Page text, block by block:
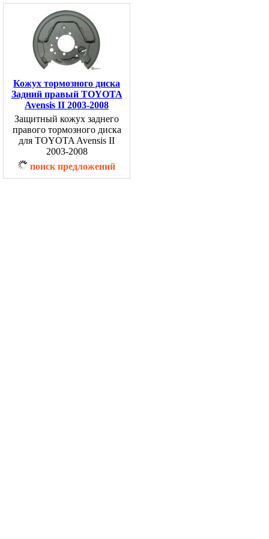
Кожух тормозного диска
Задний правый TOYOTA
Avensis II 2003-2008
Защитный кожух заднего
правого тормозного диска
для TOYOTA Avensis II
2003-2008
поиск предложений